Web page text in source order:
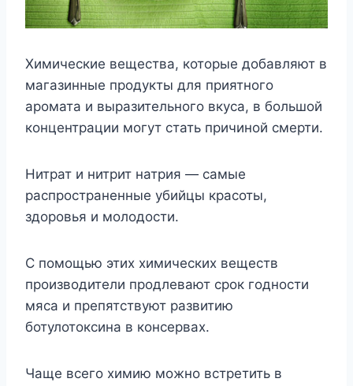
Химические вещества, которые добавляют в
магазинные продукты для приятного
аромата и выразительного вкуса, в большой
концентрации могут стать причиной смерти.
Нитрат и нитрит натрия — самые
распространенные убийцы красоты,
здоровья и молодости.
С помощью этих химических веществ
производители продлевают срок годности
мяса и препятствуют развитию
ботулотоксина в консервах.
Чаще всего химию можно встретить в